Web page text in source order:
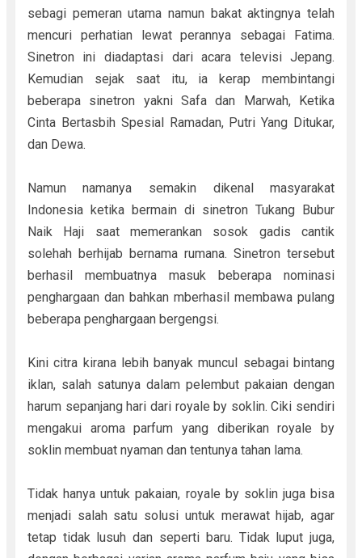
sebagi pemeran utama namun bakat aktingnya telah
mencuri perhatian lewat perannya sebagai Fatima.
Sinetron ini diadaptasi dari acara televisi Jepang.
Kemudian sejak saat itu, ia kerap membintangi
beberapa sinetron yakni Safa dan Marwah, Ketika
Cinta Bertasbih Spesial Ramadan, Putri Yang Ditukar,
dan Dewa.
Namun namanya semakin dikenal masyarakat
Indonesia ketika bermain di sinetron Tukang Bubur
Naik Haji saat memerankan sosok gadis cantik
solehah berhijab bernama rumana. Sinetron tersebut
berhasil membuatnya masuk beberapa nominasi
penghargaan dan bahkan mberhasil membawa pulang
beberapa penghargaan bergengsi.
Kini citra kirana lebih banyak muncul sebagai bintang
iklan, salah satunya dalam pelembut pakaian dengan
harum sepanjang hari dari royale by soklin. Ciki sendiri
mengakui aroma parfum yang diberikan royale by
soklin membuat nyaman dan tentunya tahan lama.
Tidak hanya untuk pakaian, royale by soklin juga bisa
menjadi salah satu solusi untuk merawat hijab, agar
tetap tidak lusuh dan seperti baru. Tidak luput juga,